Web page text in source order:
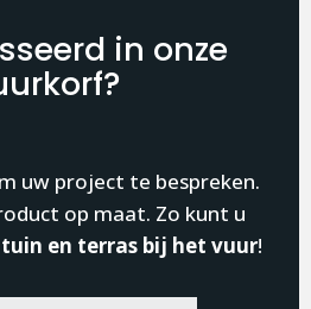
in onze
uw project te bespreken.
op maat. Zo kunt u
en terras bij het vuur!